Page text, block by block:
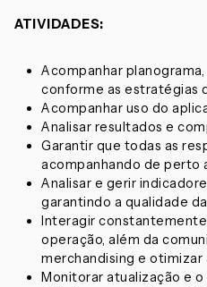
ATIVIDADES:
Acompanhar
conforme as estratégias
Acompanhar uso do
Analisar resultados e
Garantir que todas as
acompanhando de perto
Analisar e gerir
garantindo a qualidade
Interagir
operação, além da
merchandising e otimizar
Monitorar atualização e